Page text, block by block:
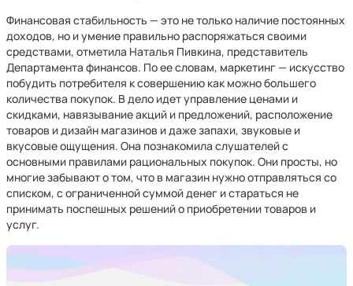
Финансовая стабильность — это не только наличие постоянных
доходов, но и умение правильно распоряжаться своими
средствами, отметила Наталья Пивкина, представитель
Департамента финансов. По ее словам, маркетинг — искусство
побудить потребителя к совершению как можно большего
количества покупок. В дело идет управление ценами и
скидками, навязывание акций и предложений, расположение
товаров и дизайн магазинов и даже запахи, звуковые и
вкусовые ощущения. Она познакомила слушателей с
основными правилами рациональных покупок. Они просты, но
многие забывают о том, что в магазин нужно отправляться со
списком, с ограниченной суммой денег и стараться не
принимать поспешных решений о приобретении товаров и
услуг.